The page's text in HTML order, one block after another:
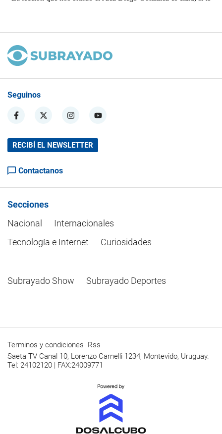
Seguinos
RECIBÍ EL NEWSLETTER
Contactanos
Secciones
Nacional
Internacionales
Tecnología e Internet
Curiosidades
Subrayado Show Subrayado Deportes
Terminos y condiciones Rss
Saeta TV Canal 10, Lorenzo Carnelli 1234, Montevido, Uruguay.
Tel: 24102120 | FAX:24009771